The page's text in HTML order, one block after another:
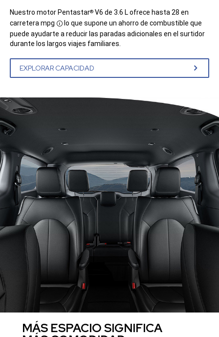
Nuestro motor Pentastar® V6 de 3.6 L ofrece hasta 28 en
carreterampg
Disclosure
lo que supone un ahorro de combustible que
puede ayudarte a reducir las paradas adicionales en el surtidor
durante los largos viajes familiares.
EXPLORAR CAPACIDAD
MÁS ESPACIO SIGNIFICA